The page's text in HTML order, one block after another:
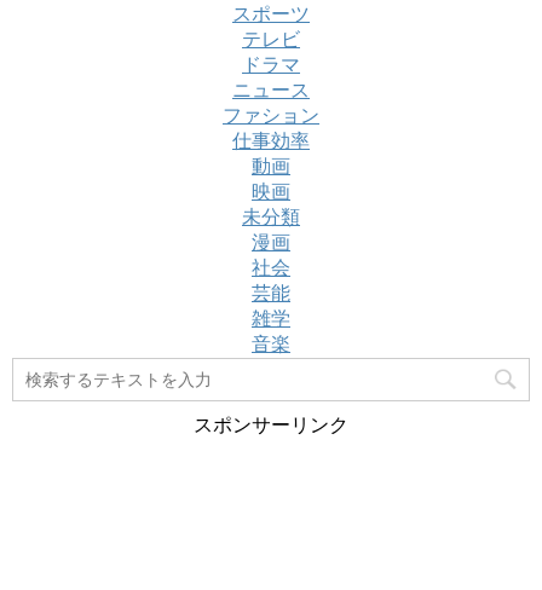
スポーツ
テレビ
ドラマ
ニュース
ファション
仕事効率
動画
映画
未分類
漫画
社会
芸能
雑学
音楽
スポンサーリンク